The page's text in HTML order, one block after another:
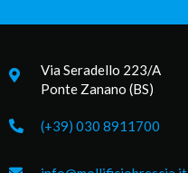
Via Seradello 223/A
Ponte Zanano (BS)
(+39) 030 8911700